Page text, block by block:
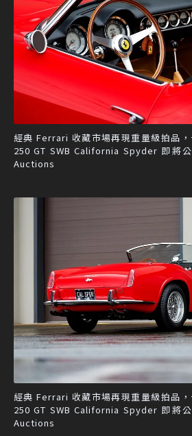
經典 Ferrari 收藏市場再現重量級拍品
250 GT SWB California Spyder 即將
Auctions
經典 Ferrari 收藏市場再現重量級拍品
250 GT SWB California Spyder 即將
Auctions